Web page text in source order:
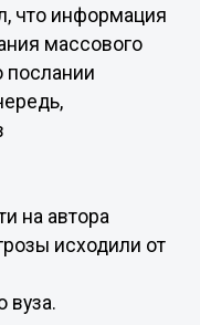
что информация
массового
послании
на автора
исходили от
вуза.